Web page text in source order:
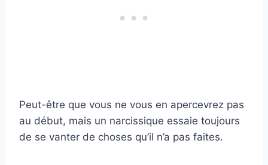
Peut-être que vous ne vous en apercevrez pas
au début, mais un narcissique essaie toujours
de se vanter de choses qu’il n’a pas faites.